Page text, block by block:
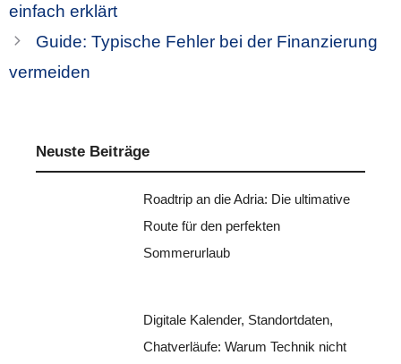
einfach erklärt
Guide: Typische Fehler bei der Finanzierung
vermeiden
Neuste Beiträge
Roadtrip an die Adria: Die ultimative
Route für den perfekten
Sommerurlaub
Digitale Kalender, Standortdaten,
Chatverläufe: Warum Technik nicht